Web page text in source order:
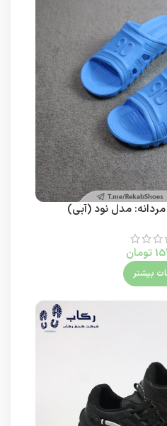
مردانه: مدل نود (آبی)
تومان
بیشتر